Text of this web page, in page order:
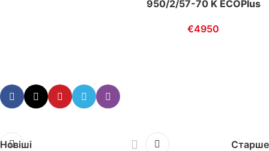
950/2/57-70 K ECOPlus
€4950
Новіші Старше